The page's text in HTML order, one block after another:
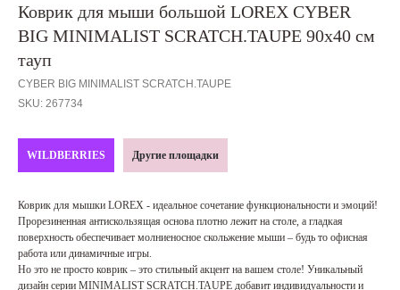
Коврик для мыши большой LOREX CYBER
BIG MINIMALIST SCRATCH.TAUPE 90х40 см
тауп
CYBER BIG MINIMALIST SCRATCH.TAUPE
SKU: 267734
WILDBERRIES Другие площадки
Коврик для мышки LOREX - идеальное сочетание функциональности и эмоций!
Прорезиненная антискользящая основа плотно лежит на столе, а гладкая
поверхность обеспечивает молниеносное скольжение мыши – будь то офисная
работа или динамичные игры.
Но это не просто коврик – это стильный акцент на вашем столе! Уникальный
дизайн серии MINIMALIST SCRATCH.TAUPE добавит индивидуальности и